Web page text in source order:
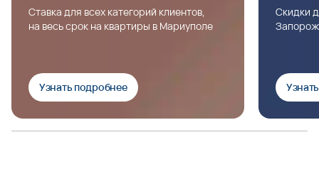
Ставка для всех категорий клиентов,
на весь срок на квартиры в Мариуполе
Узнать подробнее
Скидки